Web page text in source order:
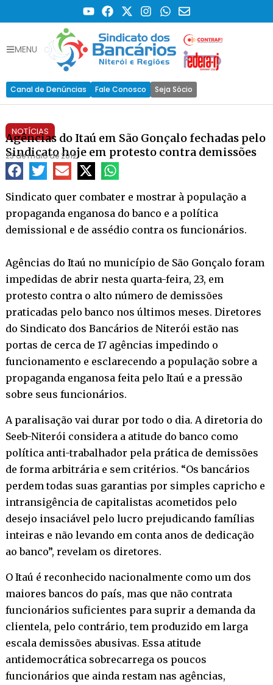
MENU
Canal de Denúncias Fale Conosco Seja Sócio
NOTÍCIAS
Agências do Itaú em São Gonçalo fechadas pelo
Sindicato hoje em protesto contra demissões
23 de maio de 2012
Sindicato quer combater e mostrar à população a
propaganda enganosa do banco e a política
demissional e de assédio contra os funcionários.
Agências do Itaú no município de São Gonçalo foram
impedidas de abrir nesta quarta-feira, 23, em
protesto contra o alto número de demissões
praticadas pelo banco nos últimos meses. Diretores
do Sindicato dos Bancários de Niterói estão nas
portas de cerca de 17 agências impedindo o
funcionamento e esclarecendo a população sobre a
propaganda enganosa feita pelo Itaú e a pressão
sobre seus funcionários.
A paralisação vai durar por todo o dia. A diretoria do
Seeb-Niterói considera a atitude do banco como
política anti-trabalhador pela prática de demissões
de forma arbitrária e sem critérios. “Os bancários
perdem todas suas garantias por simples capricho e
intransigência de capitalistas acometidos pelo
desejo insaciável pelo lucro prejudicando famílias
inteiras e não levando em conta anos de dedicação
ao banco”, revelam os diretores.
O Itaú é reconhecido nacionalmente como um dos
maiores bancos do país, mas que não contrata
funcionários suficientes para suprir a demanda da
clientela, pelo contrário, tem produzido em larga
escala demissões abusivas. Essa atitude
antidemocrática sobrecarrega os poucos
funcionários que ainda restam nas agências,